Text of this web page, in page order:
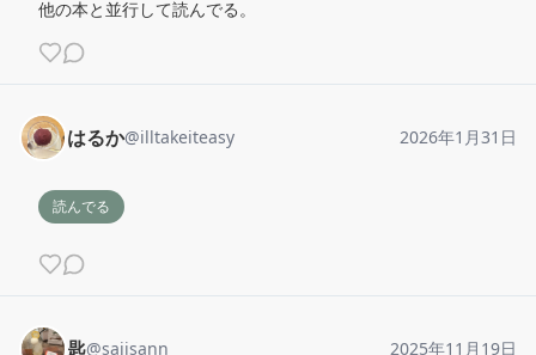
他の本と並行して読んでる。
はるか@illtakeiteasy 2026年1月31日
読んでる
匙@sajisann 2025年11月19日